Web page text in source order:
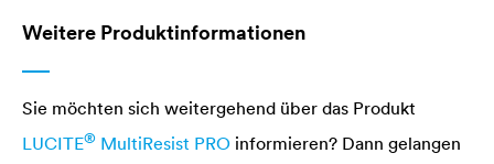
Weitere Produktinformationen
Sie möchten sich weitergehend über das Produkt
LUCITE® MultiResist PRO informieren? Dann gelangen